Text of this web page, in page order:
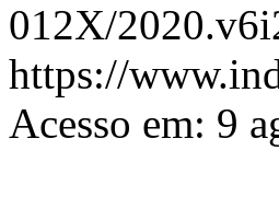
012X/
https://
Acesso em: 9